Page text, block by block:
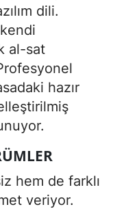
dili.
al-sat
hazır
hem de farklı
veriyor.